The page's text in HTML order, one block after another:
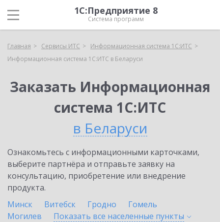
1С:Предприятие 8
Система программ
Главная Сервисы ИТС
Информационная система 1С:ИТС
Информационная система 1С:ИТС в Беларуси
Заказать Информационная
система 1С:ИТС
в Беларуси
Ознакомьтесь с информационными карточками,
выберите партнёра и отправьте заявку на
консультацию, приобретение или внедрение
продукта.
Минск
Витебск Гродно
Гомель
Могилев
Показать все населенные пункты